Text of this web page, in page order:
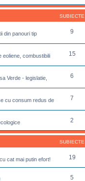
SUBIECTE
din panouri tip
9
eoliene, combustibili
15
Verde - legislatie,
6
cu consum redus de
7
2
SUBIECTE
cat mai putin efort! 19
5